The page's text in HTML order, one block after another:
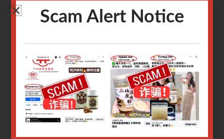
关于Zoom会议操作指南请点击
Scam Alert Notice